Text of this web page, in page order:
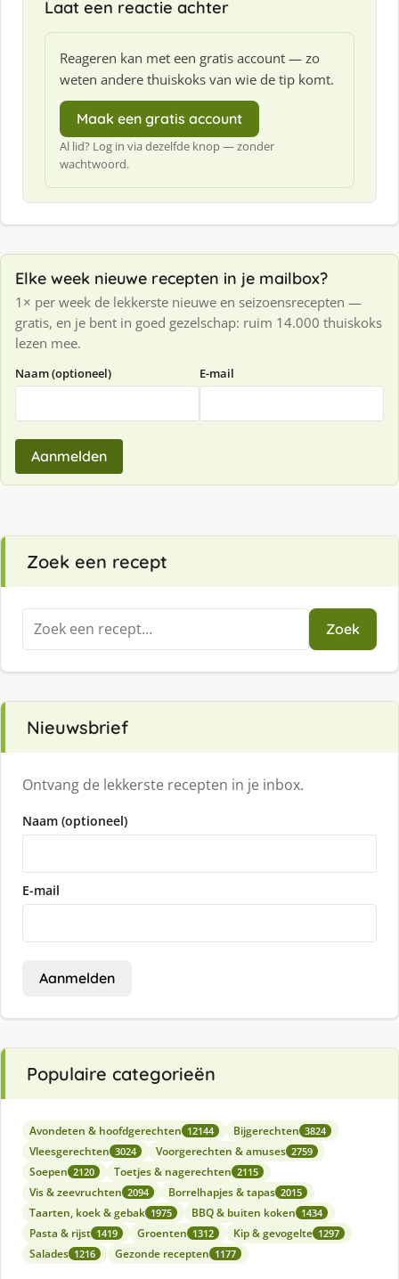
Laat een reactie achter
Reageren kan met een gratis account — zo
weten andere thuiskoks van wie de tip komt.
Maak een gratis account
Al lid? Log in via dezelfde knop — zonder
wachtwoord.
Elke week nieuwe recepten in je mailbox?
1× per week de lekkerste nieuwe en seizoensrecepten —
gratis, en je bent in goed gezelschap: ruim 14.000 thuiskoks
lezen mee.
Naam (optioneel) E-mail
Aanmelden
Zoek een recept
Zoeken
naar:
Zoek
Nieuwsbrief
Ontvang de lekkerste recepten in je inbox.
Naam (optioneel)
E-mail
Aanmelden
Populaire categorieën
Avondeten & hoofdgerechten 12144 Bijgerechten 3824
Vleesgerechten 3024 Voorgerechten & amuses 2759
Soepen 2120 Toetjes & nagerechten 2115
Vis & zeevruchten 2094 Borrelhapjes & tapas 2015
Taarten, koek & gebak 1975 BBQ & buiten koken 1434
Pasta & rijst 1419 Groenten 1312 Kip & gevogelte 1297
Salades 1216 Gezonde recepten 1177